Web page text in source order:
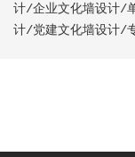
计/企业文化墙设计/
计/党建文化墙设计/